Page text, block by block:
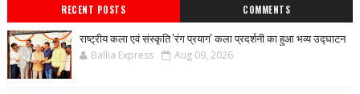
RECENT POSTS COMMENTS
राष्ट्रीय कला एवं संस्कृति 'रंग प्रयाग' कला प्रदर्शनी का हुआ भव्य उद्घाटन
Ballia Express Aug 09, 2026